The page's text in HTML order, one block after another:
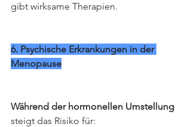
gibt wirksame Therapien.
6. Psychische Erkrankungen in der
Menopause
Während der hormonellen Umstellung
steigt das Risiko für: